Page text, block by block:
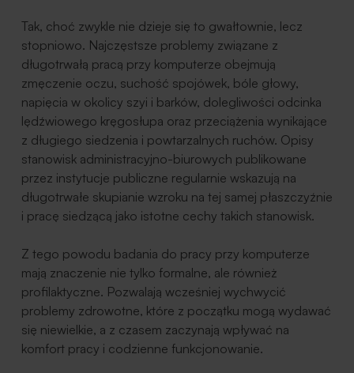
Tak, choć zwykle nie dzieje się to gwałtownie, lecz
stopniowo. Najczęstsze problemy związane z
długotrwałą pracą przy komputerze obejmują
zmęczenie oczu, suchość spojówek, bóle głowy,
napięcia w okolicy szyi i barków, dolegliwości odcinka
lędźwiowego kręgosłupa oraz przeciążenia wynikające
z długiego siedzenia i powtarzalnych ruchów. Opisy
stanowisk administracyjno-biurowych publikowane
przez instytucje publiczne regularnie wskazują na
długotrwałe skupianie wzroku na tej samej płaszczyźnie
i pracę siedzącą jako istotne cechy takich stanowisk.
Z tego powodu badania do pracy przy komputerze
mają znaczenie nie tylko formalne, ale również
profilaktyczne. Pozwalają wcześniej wychwycić
problemy zdrowotne, które z początku mogą wydawać
się niewielkie, a z czasem zaczynają wpływać na
komfort pracy i codzienne funkcjonowanie.